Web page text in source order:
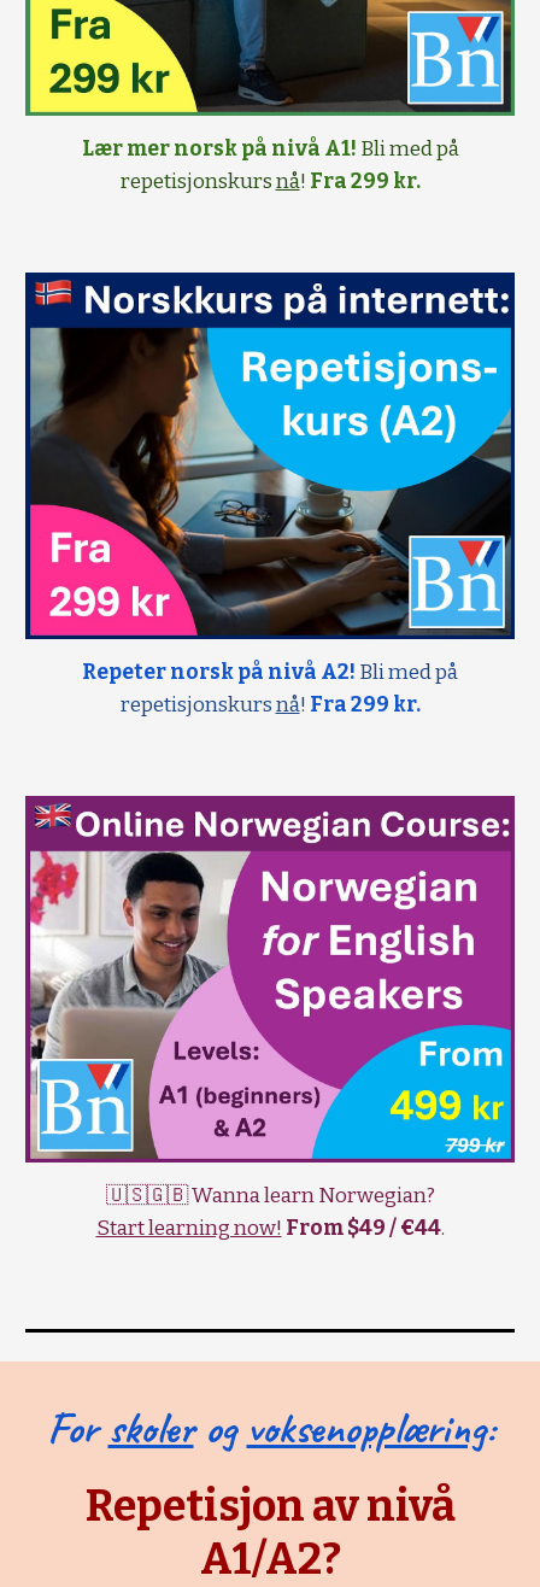
Lær mer norsk på nivå A1! Bli med på
repetisjonskursnå! Fra 299 kr.
Repeter norsk på nivå A2! Bli med på
repetisjonskursnå! Fra 299 kr.
🇺🇸🇬🇧 Wanna learn Norwegian?
Start learning now! From $49 / €44.
Forskolerog voksenopplæring:
Repetisjon av nivå
A1/A2?